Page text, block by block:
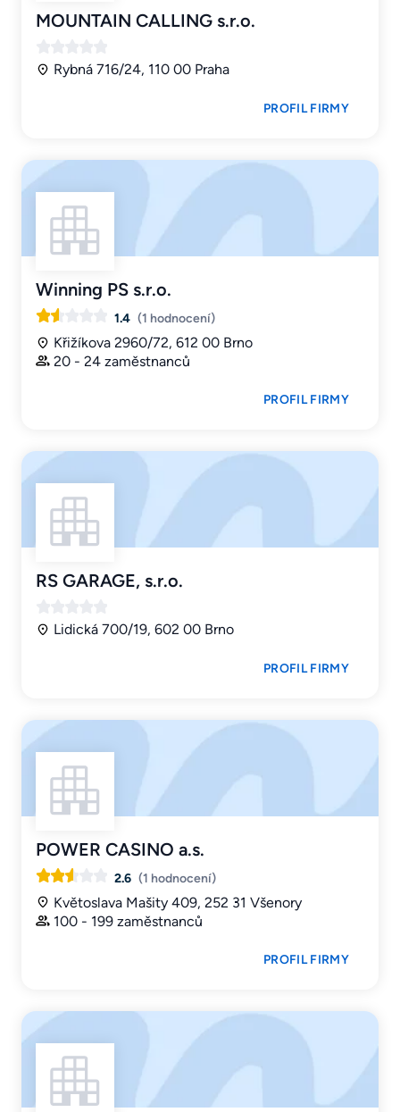
MOUNTAIN CALLING s.r.o.
Rybná 716/24, 110 00 Praha
PROFIL FIRMY
Winning PS s.r.o.
1.4 (1 hodnocení)
Křižíkova 2960/72, 612 00 Brno
20 - 24 zaměstnanců
PROFIL FIRMY
RS GARAGE, s.r.o.
Lidická 700/19, 602 00 Brno
PROFIL FIRMY
POWER CASINO a.s.
2.6 (1 hodnocení)
Květoslava Mašity 409, 252 31 Všenory
100 - 199 zaměstnanců
PROFIL FIRMY